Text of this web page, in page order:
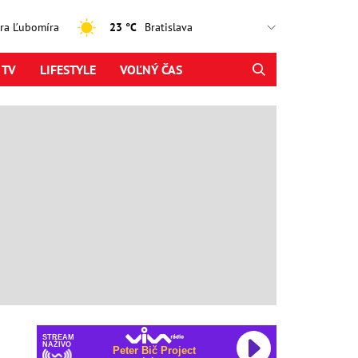
Ľubomíra 23 °C
LIFESTYLE VOĽNÝ ČAS
STREAM
NAŽIVO
Peter Bič Project